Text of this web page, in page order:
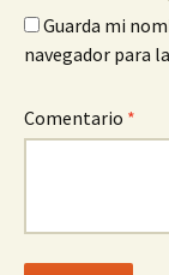
Guarda mi
navegador para
Comentario *